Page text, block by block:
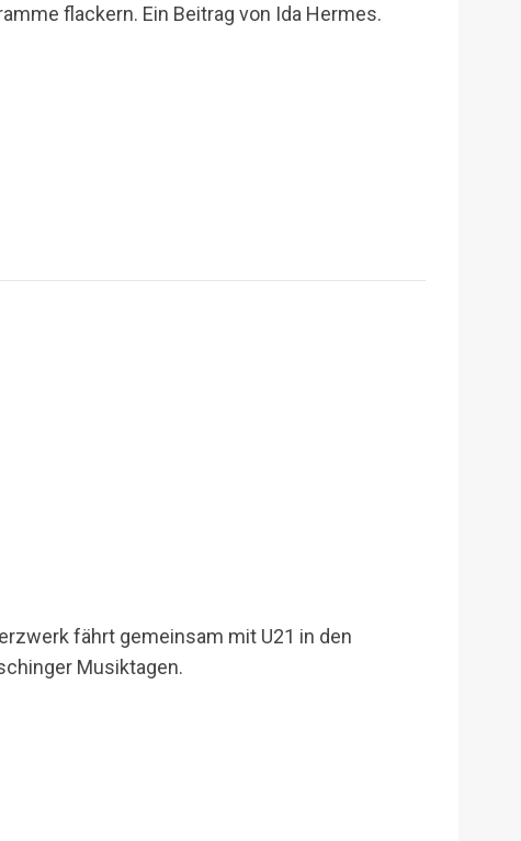
flackern. Ein Beitrag von Ida Hermes.
fährt gemeinsam mit U21 in den
Musiktagen.